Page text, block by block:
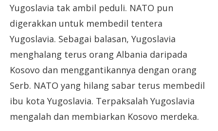
Yugoslavia tak ambil peduli. NATO pun
digerakkan untuk membedil tentera
Yugoslavia. Sebagai balasan, Yugoslavia
menghalang terus orang Albania daripada
Kosovo dan menggantikannya dengan orang
Serb. NATO yang hilang sabar terus membedil
ibu kota Yugoslavia. Terpaksalah Yugoslavia
mengalah dan membiarkan Kosovo merdeka.